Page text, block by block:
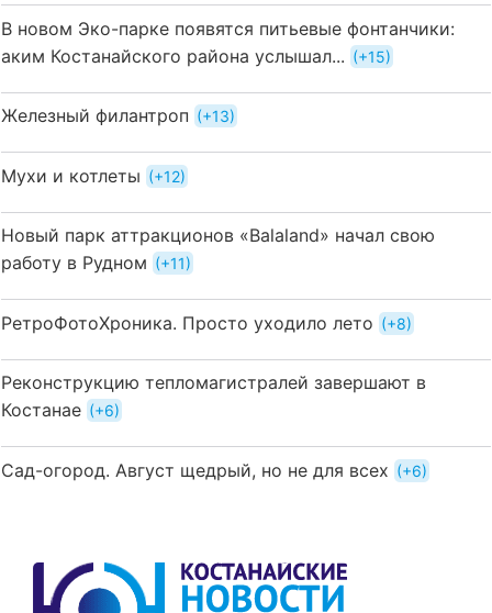
В новом Эко-парке появятся питьевые фонтанчики:
аким Костанайского района услышал...
+15
Железный филантроп +13
Мухи и котлеты +12
Новый парк аттракционов «Balaland» начал свою
работу в Рудном
+11
РетроФотоХроника. Просто уходило лето +8
Реконструкцию тепломагистралей завершают в
Костанае
+6
Сад-огород. Август щедрый, но не для всех +6